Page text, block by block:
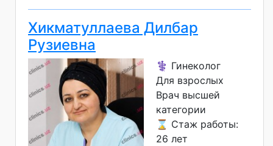
Хикматуллаева Дилбар
Рузиевна
⚕️ Гинеколог
Для взрослых
Врач высшей
категории
⌛ Стаж работы:
26 лет